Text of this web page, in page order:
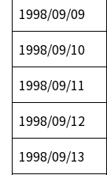
1998/09/09
1998/09/10
1998/09/11
1998/09/12
1998/09/13